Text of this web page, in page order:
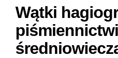
Wątki